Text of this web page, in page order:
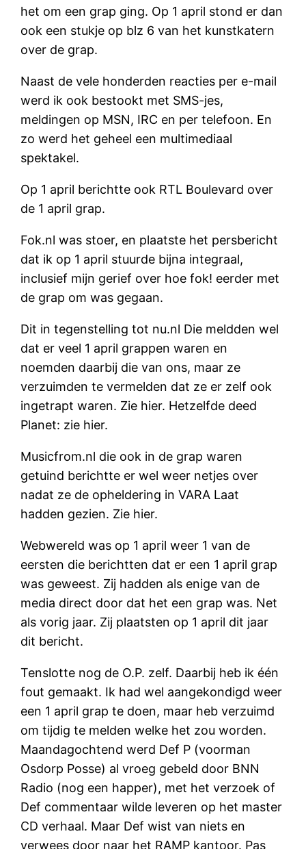
het om een grap ging. Op 1 april stond er dan
ook een stukje op blz 6 van het kunstkatern
over de grap.
Naast de vele honderden reacties per e-mail
werd ik ook bestookt met SMS-jes,
meldingen op MSN, IRC en per telefoon. En
zo werd het geheel een multimediaal
spektakel.
Op 1 april berichtte ook RTL Boulevard over
de 1 april grap.
Fok.nl was stoer, en plaatste het persbericht
dat ik op 1 april stuurde bijna integraal,
inclusief mijn gerief over hoe fok! eerder met
de grap om was gegaan.
Dit in tegenstelling tot nu.nl Die meldden wel
dat er veel 1 april grappen waren en
noemden daarbij die van ons, maar ze
verzuimden te vermelden dat ze er zelf ook
ingetrapt waren. Zie hier. Hetzelfde deed
Planet: zie hier.
Musicfrom.nl die ook in de grap waren
getuind berichtte er wel weer netjes over
nadat ze de opheldering in VARA Laat
hadden gezien. Zie hier.
Webwereld was op 1 april weer 1 van de
eersten die berichtten dat er een 1 april grap
was geweest. Zij hadden als enige van de
media direct door dat het een grap was. Net
als vorig jaar. Zij plaatsten op 1 april dit jaar
dit bericht.
Tenslotte nog de O.P. zelf. Daarbij heb ik één
fout gemaakt. Ik had wel aangekondigd weer
een 1 april grap te doen, maar heb verzuimd
om tijdig te melden welke het zou worden.
Maandagochtend werd Def P (voorman
Osdorp Posse) al vroeg gebeld door BNN
Radio (nog een happer), met het verzoek of
Def commentaar wilde leveren op het master
CD verhaal. Maar Def wist van niets en
verwees door naar het RAMP kantoor. Pas